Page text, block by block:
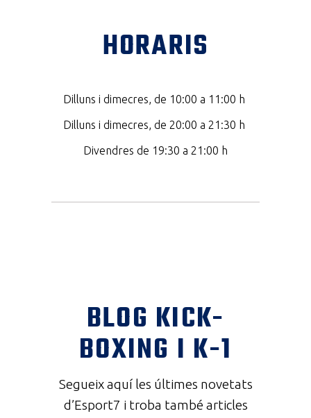
HORARIS
Dilluns i dimecres, de 10:00 a 11:00 h
Dilluns i dimecres, de 20:00 a 21:30 h
Divendres de 19:30 a 21:00 h
BLOG KICK-
BOXING I K-1
Segueix aquí les últimes novetats
d’Esport7 i troba també articles